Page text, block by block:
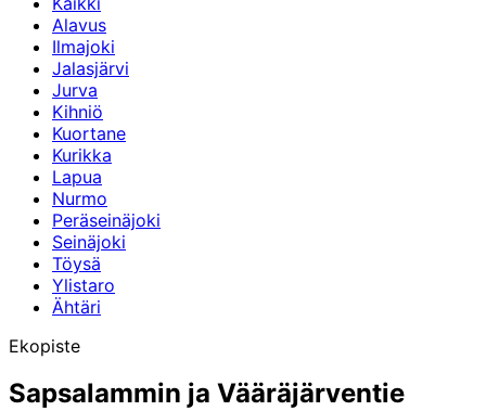
Alavus
Ilmajoki
Jalasjärvi
Jurva
Kihniö
Kuortane
Kurikka
Lapua
Nurmo
Peräseinäjoki
Seinäjoki
Töysä
Ylistaro
Ähtäri
Ekopiste
Sapsalammin ja Vääräjärventie